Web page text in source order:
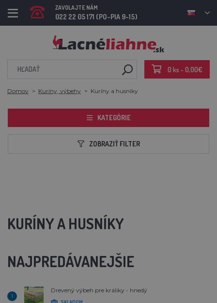
ZAVOLAJTE NÁM
022 22 05 171 (PO-PIA 9-15)
0 ks - 0,00€
Domov Kuríny, výbehy Kuríny a husníky
KATEGÓRIE
ZOBRAZIŤ FILTER
KURÍNY A HUSNÍKY
NAJPREDÁVANEJŠIE
1
Drevený výbeh pre králiky - hnedý